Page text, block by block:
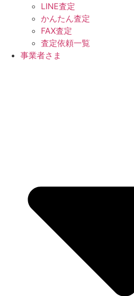
LINE査定
かんたん査定
FAX査定
査定依頼一覧
事業者さま